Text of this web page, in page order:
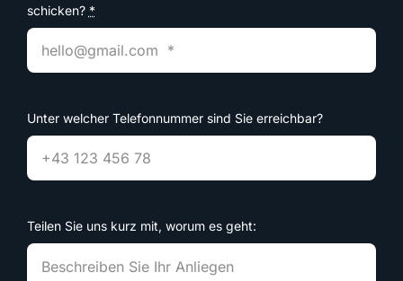
schicken? *
Unter welcher Telefonnummer sind Sie erreichbar?
Teilen Sie uns kurz mit, worum es geht: